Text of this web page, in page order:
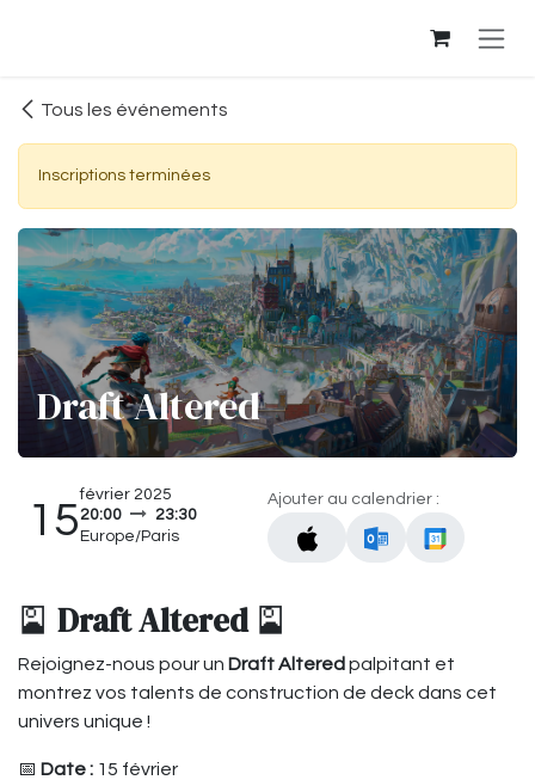
Tous les événements
Inscriptions terminées
Draft Altered
15
février 2025
20:00
23:30
Europe/Paris
Ajouter au calendrier :
🎴 Draft Altered🎴
Rejoignez-nous pour un Draft Altered palpitant et
montrez vos talents de construction de deck dans cet
univers unique !
📅 Date : 15 février